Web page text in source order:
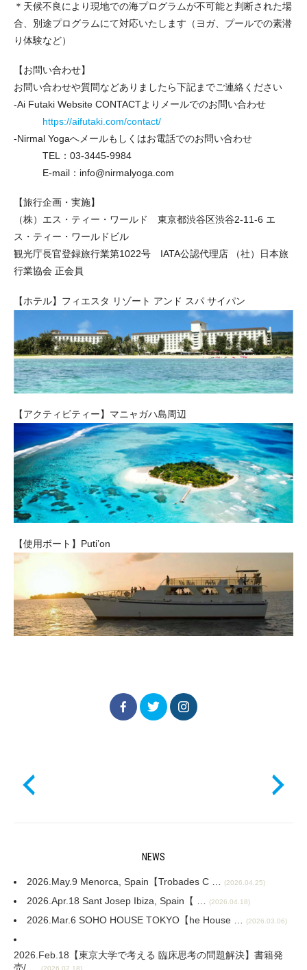
＊天候不良により現地での海プログラムが不可能と判断された場
合、別途プログラムにて対応いたします（ヨガ、プールでの素潜
り体験など）
【お問い合わせ】
お問い合わせや質問などありましたら下記までご連絡ください
-Ai Futaki Website CONTACTよりメールでのお問い合わせ
https://aifutaki.com/contact/
-Nirmal Yogaへメールもしくはお電話でのお問い合わせ
TEL：03-3445-9984
E-mail：info@nirmalyoga.com
【旅行企画・実施】
（株）エス・ティー・ワールド 東京都渋谷区渋谷2-11-6 エ
ス・ティー・ワールドビル
観光庁長官登録旅行業第1022号 IATA公認代理店 （社）日本旅
行業協会 正会員
【ホテル】フィエスタ リゾート アンド スパ サイパン
【アクティビティー】マニャガハ島周辺
【使用ボート】Puti’on
NEWS
2026.May.9 Menorca, Spain【Trobades C … (2026.04.25)
2026.Apr.18 Sant Josep Ibiza, Spain【 … (2026.04.18)
2026.Mar.6 SOHO HOUSE TOKYO【he House … (2026.03.06)
2026.Feb.18【東京大学で考える 臨床思考の問題解決】書籍発
売/ …
(2026.02.18)